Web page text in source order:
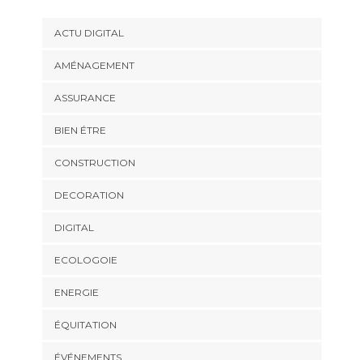
ACTU DIGITAL
AMÉNAGEMENT
ASSURANCE
BIEN ÉTRE
CONSTRUCTION
DECORATION
DIGITAL
ECOLOGOIE
ENERGIE
ÉQUITATION
ÉVÉNEMENTS